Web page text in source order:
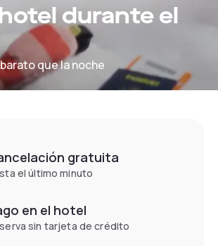
durante el
que la noche
gratuita
el último minuto
en el hotel
sin tarjeta de crédito